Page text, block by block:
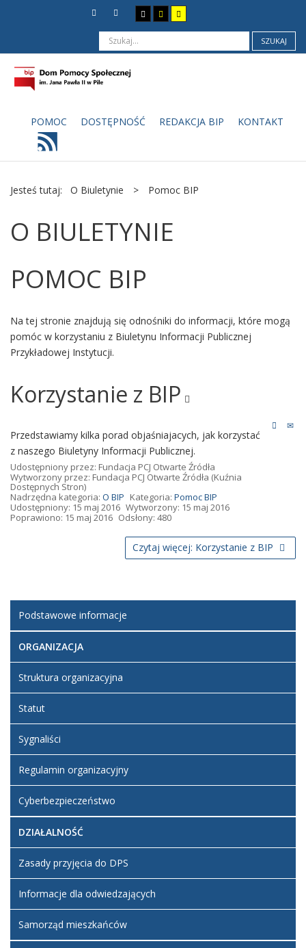
SZUKAJ
POMOC DOSTĘPNOŚĆ REDAKCJA BIP KONTAKT
Jesteś tutaj: O Biuletynie > Pomoc BIP
O BIULETYNIE
POMOC BIP
Na tej stronie znajdują się odnośniki do informacji, które mogą
pomóc w korzystaniu z Biuletynu Informacji Publicznej
Przykładowej Instytucji.
Korzystanie z BIP
Przedstawiamy kilka porad objaśniajacych, jak korzystać
z naszego Biuletyny Informacji Publicznej.
Udostępniony przez: Fundacja PCJ Otwarte Źródła
Wytworzony przez: Fundacja PCJ Otwarte Źródła (Kuźnia
Dostępnych Stron)
Nadrzędna kategoria: O BIP Kategoria: Pomoc BIP
Udostępniony: 15 maj 2016 Wytworzony: 15 maj 2016
Poprawiono: 15 maj 2016 Odsłony: 480
Czytaj więcej: Korzystanie z BIP
Podstawowe informacje
ORGANIZACJA
Struktura organizacyjna
Statut
Sygnaliści
Regulamin organizacyjny
Cyberbezpieczeństwo
DZIAŁALNOŚĆ
Zasady przyjęcia do DPS
Informacje dla odwiedzających
Samorząd mieszkańców